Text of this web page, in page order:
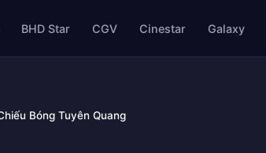
BHD Star CGV Cinestar Galaxy
Bóng Tuyên Quang